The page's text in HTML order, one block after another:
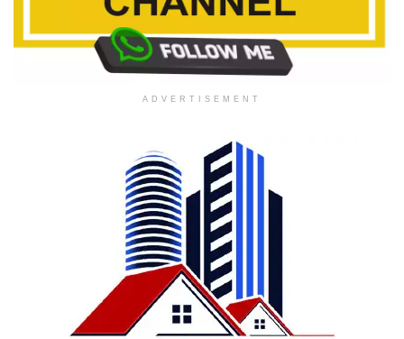
ADVERTISEMENT